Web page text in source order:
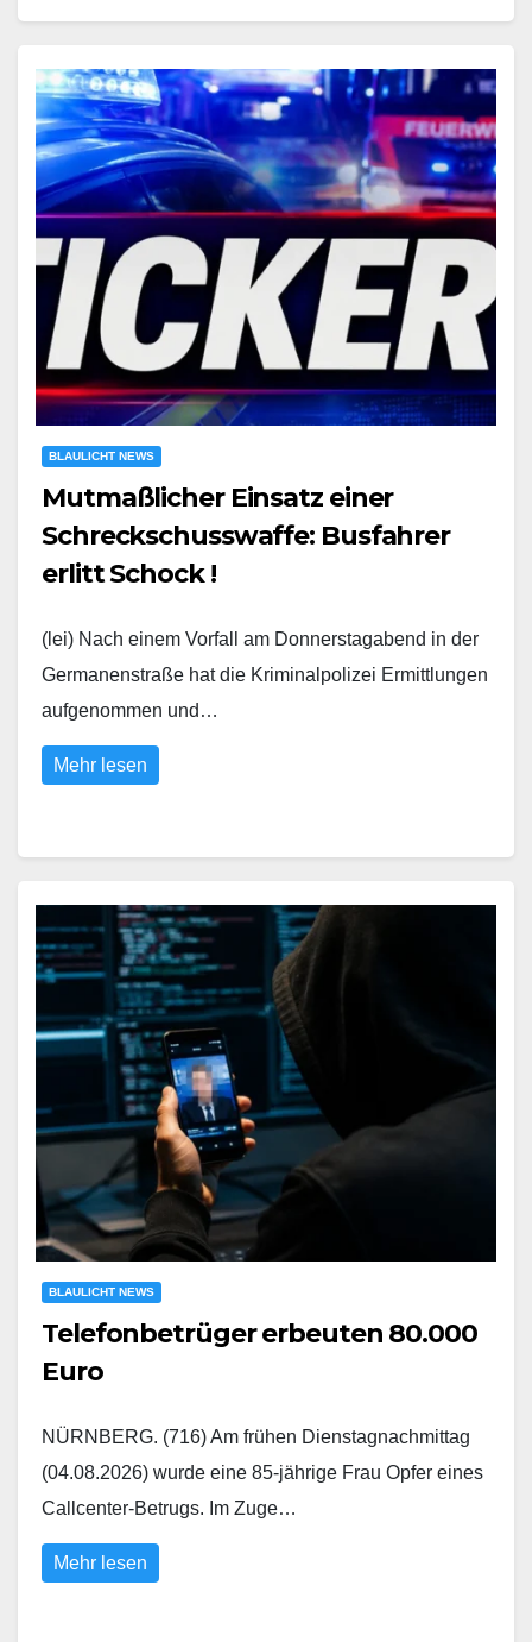
BLAULICHT NEWS
Mutmaßlicher Einsatz einer
Schreckschusswaffe: Busfahrer
erlitt Schock !
(lei) Nach einem Vorfall am Donnerstagabend in der
Germanenstraße hat die Kriminalpolizei Ermittlungen
aufgenommen und…
Mehr lesen
BLAULICHT NEWS
Telefonbetrüger erbeuten 80.000
Euro
NÜRNBERG. (716) Am frühen Dienstagnachmittag
(04.08.2026) wurde eine 85-jährige Frau Opfer eines
Callcenter-Betrugs. Im Zuge…
Mehr lesen